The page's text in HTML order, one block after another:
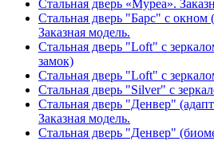
Стальная дверь «Муреа».
Стальная дверь "Барс" с окном
Заказная модель.
Стальная дверь "Loft" с
замок)
Стальная дверь "Loft" с
Стальная дверь "Silver" с
Стальная дверь "Денвер"
Заказная модель.
Стальная дверь "Денвер"